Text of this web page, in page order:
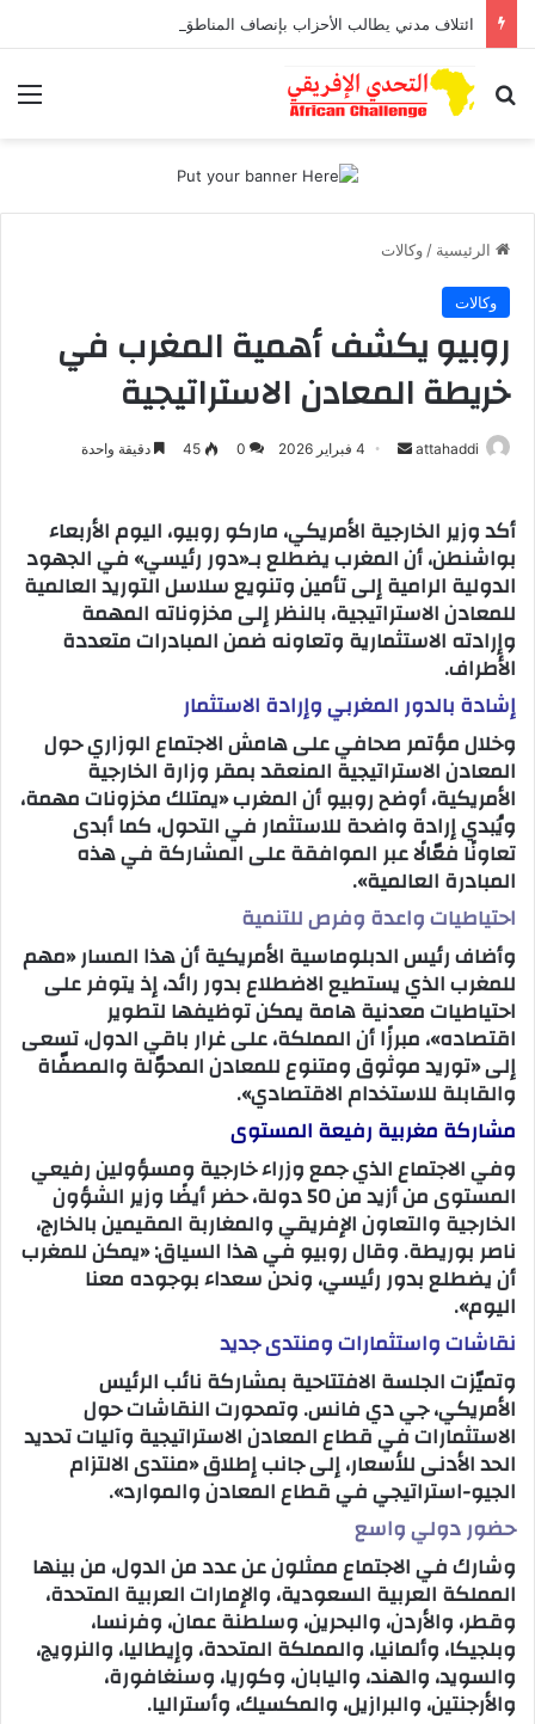
بحث عن
الرئيسية / وكالات
وكالات
روبيو يكشف أهمية المغرب في
خريطة المعادن الاستراتيجية
attahaddi
ل
ب
ر
ي
د
ك
ت
ر
و
ن
4 فبراير 2026 0
45 دقيقة واحدة
أكد وزير الخارجية الأمريكي، ماركو روبيو، اليوم الأربعاء
بواشنطن، أن المغرب يضطلع بـ«دور رئيسي» في الجهود
الدولية الرامية إلى تأمين وتنويع سلاسل التوريد العالمية
للمعادن الاستراتيجية، بالنظر إلى مخزوناته المهمة
وإرادته الاستثمارية وتعاونه ضمن المبادرات متعددة
الأطراف.
إشادة بالدور المغربي وإرادة الاستثمار
وخلال مؤتمر صحافي على هامش الاجتماع الوزاري حول
المعادن الاستراتيجية المنعقد بمقر وزارة الخارجية
الأمريكية، أوضح روبيو أن المغرب «يمتلك مخزونات مهمة،
ويُبدي إرادة واضحة للاستثمار في التحول، كما أبدى
تعاونًا فعّالًا عبر الموافقة على المشاركة في هذه
المبادرة العالمية».
احتياطيات واعدة وفرص للتنمية
وأضاف رئيس الدبلوماسية الأمريكية أن هذا المسار «مهم
للمغرب الذي يستطيع الاضطلاع بدور رائد، إذ يتوفر على
احتياطيات معدنية هامة يمكن توظيفها لتطوير
اقتصاده»، مبرزًا أن المملكة، على غرار باقي الدول، تسعى
إلى «توريد موثوق ومتنوع للمعادن المحوّلة والمصفّاة
والقابلة للاستخدام الاقتصادي».
مشاركة مغربية رفيعة المستوى
وفي الاجتماع الذي جمع وزراء خارجية ومسؤولين رفيعي
المستوى من أزيد من 50 دولة، حضر أيضًا وزير الشؤون
الخارجية والتعاون الإفريقي والمغاربة المقيمين بالخارج،
ناصر بوريطة. وقال روبيو في هذا السياق: «يمكن للمغرب
أن يضطلع بدور رئيسي، ونحن سعداء بوجوده معنا
اليوم».
نقاشات واستثمارات ومنتدى جديد
وتميّزت الجلسة الافتتاحية بمشاركة نائب الرئيس
الأمريكي، جي دي فانس. وتمحورت النقاشات حول
الاستثمارات في قطاع المعادن الاستراتيجية وآليات تحديد
الحد الأدنى للأسعار، إلى جانب إطلاق «منتدى الالتزام
الجيو-استراتيجي في قطاع المعادن والموارد».
حضور دولي واسع
وشارك في الاجتماع ممثلون عن عدد من الدول، من بينها
المملكة العربية السعودية، والإمارات العربية المتحدة،
وقطر، والأردن، والبحرين، وسلطنة عمان، وفرنسا،
وبلجيكا، وألمانيا، والمملكة المتحدة، وإيطاليا، والنرويج،
والسويد، والهند، واليابان، وكوريا، وسنغافورة،
والأرجنتين، والبرازيل، والمكسيك، وأستراليا.